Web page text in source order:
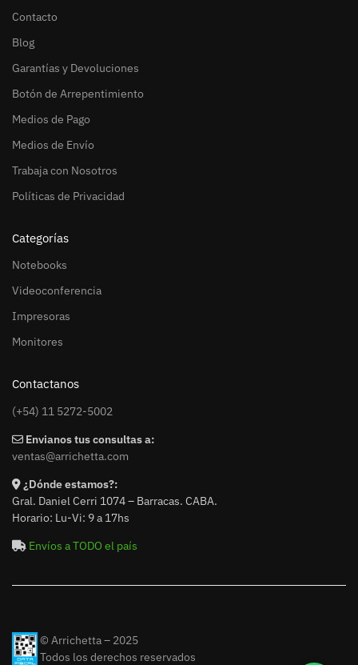
Contacto
Blog
Garantías y Devoluciones
Botón de Arrepentimiento
Medios de Pago
Medios de Envío
Trabaja con Nosotros
Políticas de Privacidad
Categorías
Notebooks
Videoconferencia
Impresoras
Monitores
Contactanos
(+54) 11 5272-5002
Envianos tus consultas a:
ventas@arrichetta.com
¿Dónde estamos?:
Gral. Daniel Cerri 1074 – Barracas. CABA.
Horario: Lu-Vi: 9 a 17hs
Envíos a TODO el país
© Arrichetta – 2025
Todos los derechos reservados